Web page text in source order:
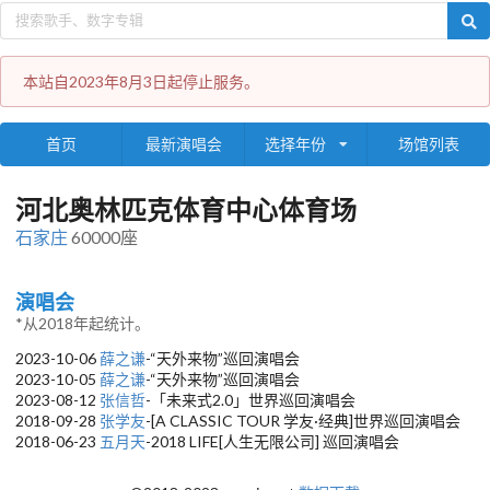
本站自2023年8月3日起停止服务。
首页 最新演唱会 选择年份 场馆列表
河北奥林匹克体育中心体育场
石家庄60000座
演唱会
*从2018年起统计。
2023-10-06薛之谦-“天外来物”巡回演唱会
2023-10-05 薛之谦-“天外来物”巡回演唱会
2023-08-12 张信哲-「未来式2.0」世界巡回演唱会
2018-09-28 张学友-[A CLASSIC TOUR 学友·经典]世界巡回演唱会
2018-06-23 五月天-2018 LIFE[人生无限公司] 巡回演唱会